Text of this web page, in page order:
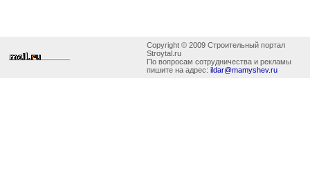
Copyright © 2009 Строительный портал
Stroytal.ru
По вопросам сотрудничества и рекламы
пишите на адрес: ildar@mamyshev.ru